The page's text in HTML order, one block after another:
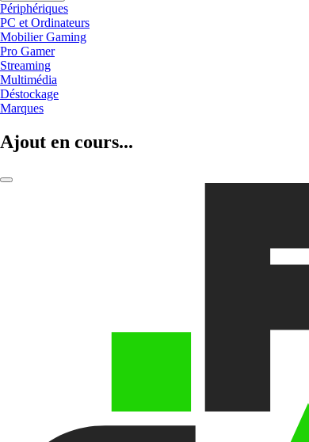
Périphériques
PC et Ordinateurs
Mobilier Gaming
Pro Gamer
Streaming
Multimédia
Déstockage
Marques
Ajout en cours...